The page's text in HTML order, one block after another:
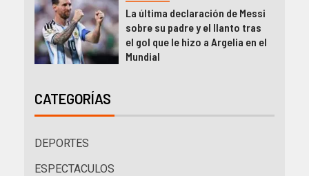
La última declaración de Messi
sobre su padre y el llanto tras
el gol que le hizo a Argelia en el
Mundial
CATEGORÍAS
DEPORTES
ESPECTACULOS